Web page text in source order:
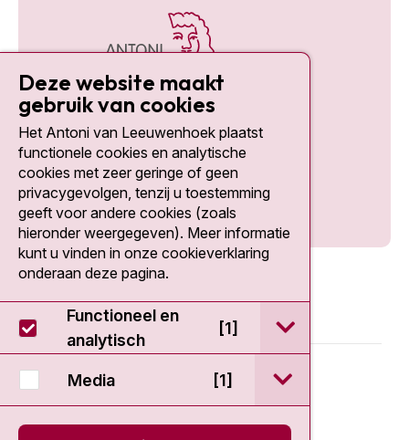
Social media
© 2026 - Antoni van Leeuwenhoek
Disclaimer
Deze website maakt
gebruik van cookies
Het Antoni van Leeuwenhoek plaatst
functionele cookies en analytische
cookies met zeer geringe of geen
privacygevolgen, tenzij u toestemming
geeft voor andere cookies (zoals
hieronder weergegeven). Meer informatie
kunt u vinden in onze cookieverklaring
onderaan deze pagina.
Functioneel en
analytisch
[1] open / sluit
Media [1] open / sluit